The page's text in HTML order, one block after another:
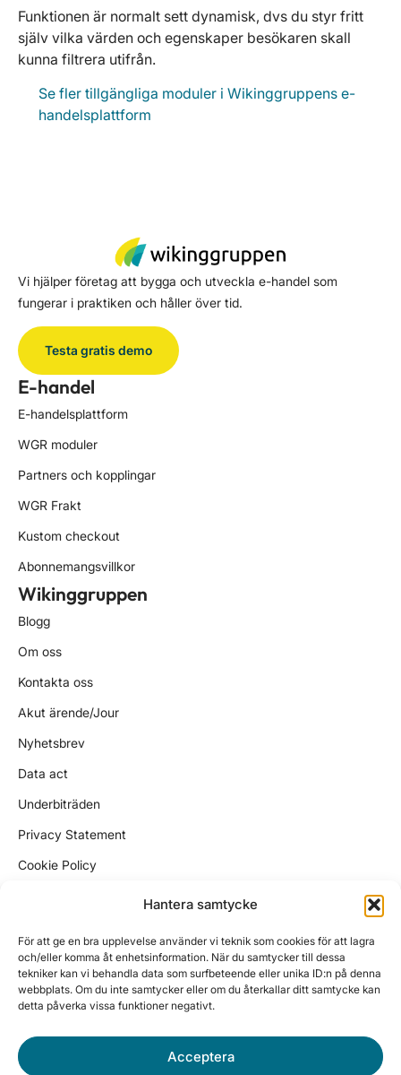
Hantera samtycke
För att ge en bra upplevelse använder vi teknik som cookies för att lagra
och/eller komma åt enhetsinformation. När du samtycker till dessa
tekniker kan vi behandla data som surfbeteende eller unika ID:n på denna
webbplats. Om du inte samtycker eller om du återkallar ditt samtycke kan
detta påverka vissa funktioner negativt.
Acceptera
Funktionen är normalt sett dynamisk, dvs du styr fritt
själv vilka värden och egenskaper besökaren skall
kunna filtrera utifrån.
Se fler tillgängliga moduler i Wikinggruppens e-
handelsplattform
Vi hjälper företag att bygga och utveckla e-handel som
fungerar i praktiken och håller över tid.
Testa gratis demo
E-handel
E-handelsplattform
WGR moduler
Partners och kopplingar
WGR Frakt
Kustom checkout
Abonnemangsvillkor
Wikinggruppen
Blogg
Om oss
Kontakta oss
Akut ärende/Jour
Nyhetsbrev
Data act
Underbiträden
Privacy Statement
Cookie Policy
support@wikinggruppen.se
ekonomi@wikinggruppen.se
sales@wikinggruppen.se
Tel. 0650 – 757 59
Besöksadress